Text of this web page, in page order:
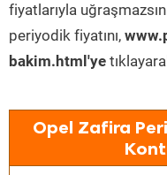
fiyatlarıyla
periyodik fiyatını,
bakim.html'ye
Opel Zafira